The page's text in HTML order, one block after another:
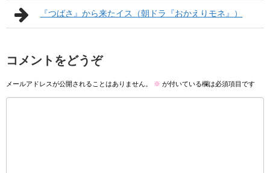
『つばさ』から来たイス（朝ドラ『おかえりモネ』）
コメントをどうぞ
メールアドレスが公開されることはありません。 ※ が付いている欄は必須項目です